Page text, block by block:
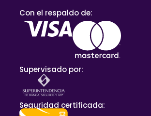
Con el respaldo de:
Supervisado por:
Seguridad certificada: